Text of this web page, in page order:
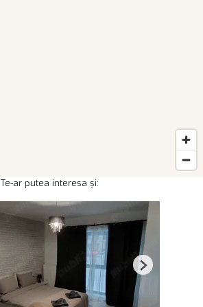
Te-ar putea interesa și:
Next